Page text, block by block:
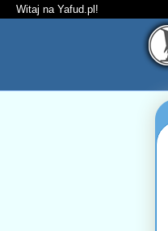
Witaj na Yafud.pl!